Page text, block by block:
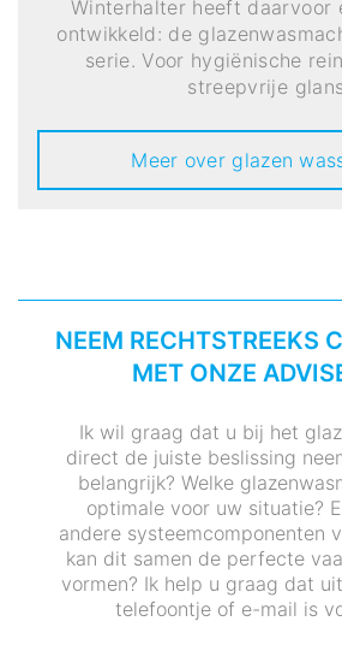
Winterhalter heeft daarvoor
ontwikkeld: de
serie. Voor hygiënische
streepvrije
Meer over glazen
NEEM RECHTSTREEKS
MET ONZE
Ik wil graag dat u bij het
direct de juiste beslissing
belangrijk? Welke
optimale voor uw situatie?
andere systeemcomponenten
kan dit samen de perfecte
vormen? Ik help u graag dat
telefoontje of e-mail is